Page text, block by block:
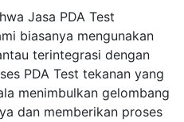
Jasa PDA Test
biasanya mengunakan
terintegrasi dengan
PDA Test tekanan yang
menimbulkan gelombang
dan memberikan proses